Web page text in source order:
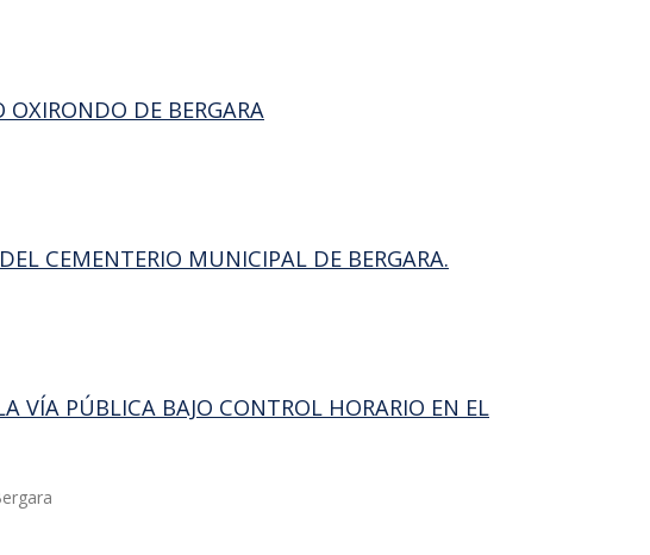
DE BERGARA
CEMENTERIO MUNICIPAL DE BERGARA.
VÍA PÚBLICA BAJO CONTROL HORARIO EN EL